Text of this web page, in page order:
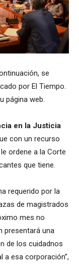
se
por El Tiempo.
página web.
en la Justicia
con un recurso
ordene a la Corte
que tiene.
requerido por la
de magistrados
mes no
presentará una
de los cuidadnos
a esa corporación”,